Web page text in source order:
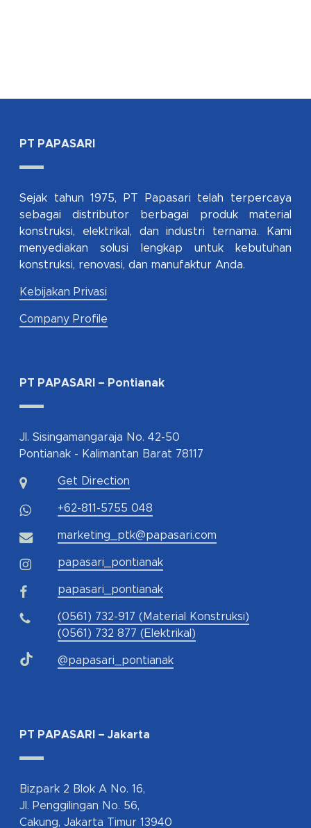
PT PAPASARI
Sejak tahun 1975, PT Papasari telah terpercaya
sebagai distributor berbagai produk material
konstruksi, elektrikal, dan industri ternama. Kami
menyediakan solusi lengkap untuk kebutuhan
konstruksi, renovasi, dan manufaktur Anda.
Kebijakan Privasi
Company Profile
PT PAPASARI – Pontianak
Jl. Sisingamangaraja No. 42-50
Pontianak - Kalimantan Barat 78117
Get Direction
+62-811-5755 048
marketing_ptk@papasari.com
papasari_pontianak
papasari_pontianak
(0561) 732-917 (Material Konstruksi)
(0561) 732 877 (Elektrikal)
@papasari_pontianak
PT PAPASARI – Jakarta
Bizpark 2 Blok A No. 16,
Jl. Penggilingan No. 56,
Cakung, Jakarta Timur 13940